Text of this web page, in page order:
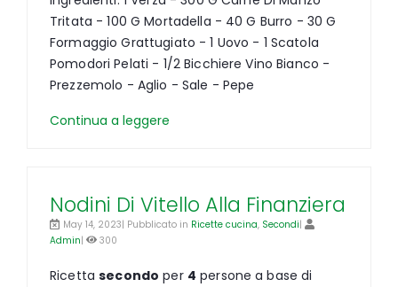
Tritata - 100 G Mortadella - 40 G Burro - 30 G
Formaggio Grattugiato - 1 Uovo - 1 Scatola
Pomodori Pelati - 1/2 Bicchiere Vino Bianco -
Prezzemolo - Aglio - Sale - Pepe
Continua a leggere
Nodini Di Vitello Alla Finanziera
May 14, 2023| Pubblicato in Ricette cucina, Secondi|
Admin| 300
Ricettasecondo per 4 persone a base di